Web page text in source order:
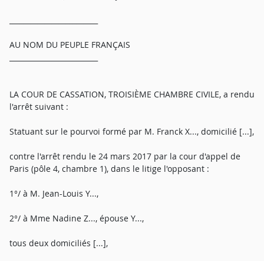
AU NOM DU PEUPLE FRANÇAIS
LA COUR DE CASSATION, TROISIÈME CHAMBRE CIVILE, a rendu
l'arrêt suivant :
Statuant sur le pourvoi formé par M. Franck X..., domicilié [...],
contre l'arrêt rendu le 24 mars 2017 par la cour d'appel de
Paris (pôle 4, chambre 1), dans le litige l'opposant :
1°/ à M. Jean-Louis Y...,
2°/ à Mme Nadine Z..., épouse Y...,
tous deux domiciliés [...],